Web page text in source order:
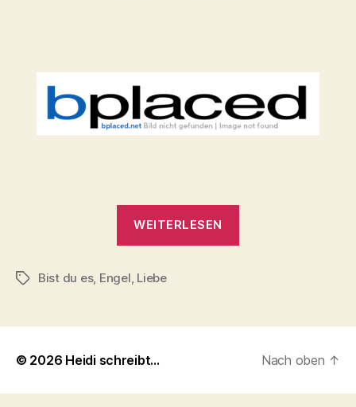
WEITERLESEN
Schlagwörter
Bist du es, Engel, Liebe
© 2026 Heidi schreibt… Nach oben ↑